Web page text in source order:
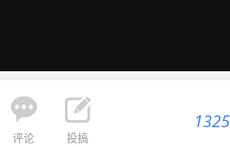

评论

投搞